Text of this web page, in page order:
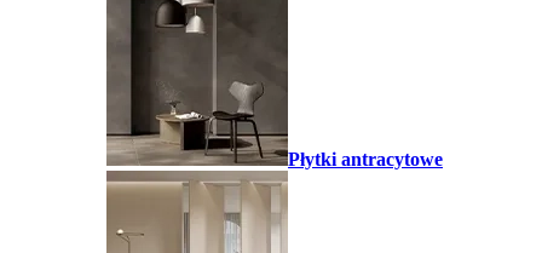
Płytki antracytowe